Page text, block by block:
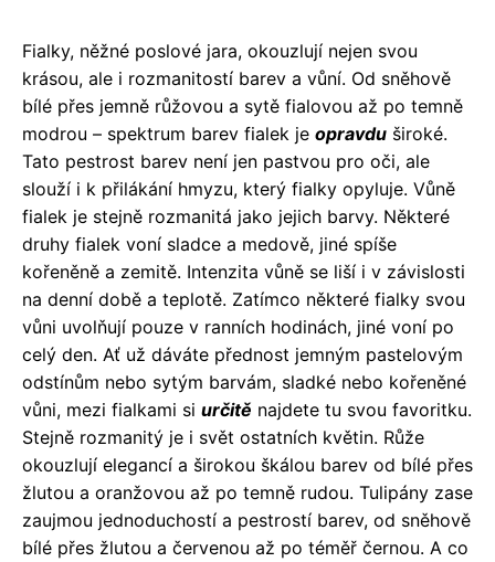
Fialky, něžné poslové jara, okouzlují nejen svou
krásou, ale i rozmanitostí barev a vůní. Od sněhově
bílé přes jemně růžovou a sytě fialovou až po temně
modrou – spektrum barev fialek je opravdu široké.
Tato pestrost barev není jen pastvou pro oči, ale
slouží i k přilákání hmyzu, který fialky opyluje. Vůně
fialek je stejně rozmanitá jako jejich barvy. Některé
druhy fialek voní sladce a medově, jiné spíše
kořeněně a zemitě. Intenzita vůně se liší i v závislosti
na denní době a teplotě. Zatímco některé fialky svou
vůni uvolňují pouze v ranních hodinách, jiné voní po
celý den. Ať už dáváte přednost jemným pastelovým
odstínům nebo sytým barvám, sladké nebo kořeněné
vůni, mezi fialkami si určitě najdete tu svou favoritku.
Stejně rozmanitý je i svět ostatních květin. Růže
okouzlují elegancí a širokou škálou barev od bílé přes
žlutou a oranžovou až po temně rudou. Tulipány zase
zaujmou jednoduchostí a pestrostí barev, od sněhově
bílé přes žlutou a červenou až po téměř černou. A co